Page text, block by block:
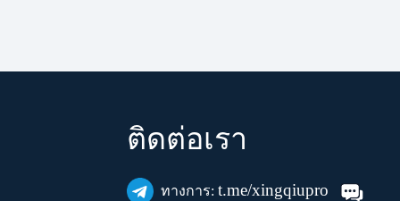
ติดต่อเรา
ทางการ: t.me/xingqiupro